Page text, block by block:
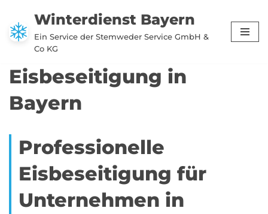
Zum
Inhalt
Winterdienst Bayern
Ein Service der Stemweder Service GmbH &
Co KG
Eisbeseitigung in
Bayern
Professionelle
Eisbeseitigung für
Unternehmen in